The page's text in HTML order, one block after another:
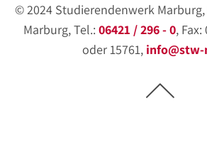
© 2024 Studierendenwerk Marburg,
Marburg, Tel.: 06421 / 296 - 0,
oder 15761, info@stw-